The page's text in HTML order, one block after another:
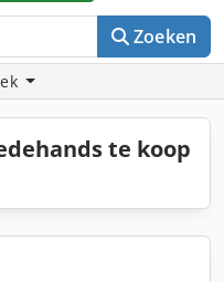
Zoeken
te koop